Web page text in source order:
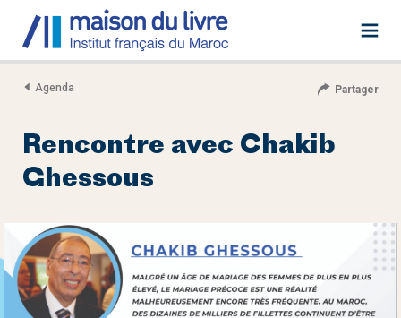
Agenda Partager
Rencontre avec Chakib
Ghessous